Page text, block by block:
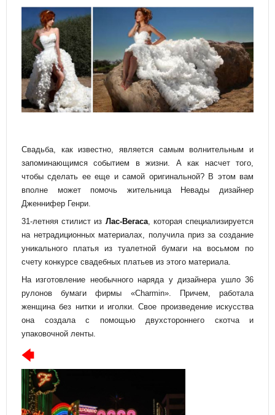
Свадьба, как известно, является самым волнительным и
запоминающимся событием в жизни. А как насчет того,
чтобы сделать ее еще и самой оригинальной? В этом вам
вполне может помочь жительница Невады дизайнер
Дженнифер Генри.
31-летняя стилист из Лас-Вегаса, которая специализируется
на нетрадиционных материалах, получила приз за создание
уникального платья из туалетной бумаги на восьмом по
счету конкурсе свадебных платьев из этого материала.
На изготовление необычного наряда у дизайнера ушло 36
рулонов бумаги фирмы «Charmin». Причем, работала
женщина без нитки и иголки. Свое произведение искусства
она создала с помощью двухстороннего скотча и
упаковочной ленты.